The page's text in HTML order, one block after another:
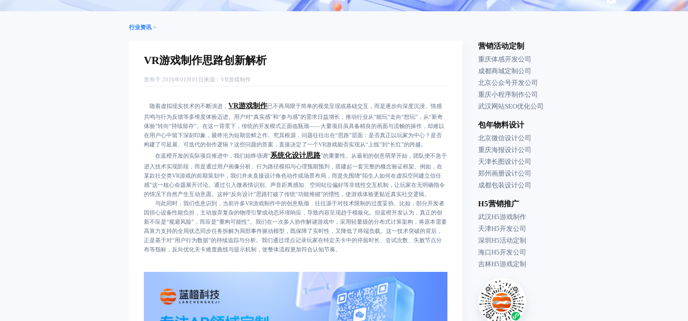
行业资讯 >
VR游戏制作思路创新解析
发布于 2026年01月01日 来源：VR游戏制作
随着虚拟现实技术的不断演进， VR游戏制作已不再局限于简单的视觉呈现或基础交互，而是逐步向深度沉浸、情感
共鸣与行为反馈等多维度体验迈进。用户对“真实感”和“参与感”的需求日益增长，推动行业从“能玩”走向“想玩”，从“新奇
体验”转向“持续留存”。在这一背景下，传统的开发模式正面临瓶颈——大量项目虽具备精良的画面与流畅的操作，却难以
在用户心中留下深刻印象，最终沦为短期尝鲜之作。究其根源，问题往往出在“思路”层面：是否真正以玩家为中心？是否
构建了可延展、可迭代的创作逻辑？这些问题的答案，直接决定了一个VR游戏能否实现从“上线”到“长红”的跨越。
在蓝橙开发的实际项目推进中，我们始终强调“系统化设计思路”的重要性。从最初的创意萌芽开始，团队便不急于
进入技术实现阶段，而是通过用户画像分析、行为路径模拟与心理预期预判，搭建起一套完整的概念验证框架。例如，在
某款社交类VR游戏的前期策划中，我们并未直接设计角色动作或场景布局，而是先围绕“陌生人如何在虚拟空间建立信任
感”这一核心命题展开讨论。通过引入微表情识别、声音距离感知、空间站位偏好等非线性交互机制，让玩家在无明确指令
的情况下自然产生互动意愿。这种“反向设计”思路打破了传统“功能堆砌”的惯性，使游戏体验更贴近真实社交逻辑。
与此同时，我们也意识到，当前许多VR游戏制作中的创意瓶颈，往往源于对技术限制的过度妥协。比如，部分开发者
因担心设备性能负担，主动放弃复杂的物理引擎或动态环境响应，导致内容呈现趋于模板化。但蓝橙开发认为，真正的创
新不应是“规避风险”，而应是“重构可能性”。我们在一次多人协作解谜游戏中，采用轻量级的分布式计算架构，将原本需要
高算力支持的全局状态同步任务拆解为局部事件驱动模型，既保障了实时性，又降低了终端负载。这一技术突破的背后，
正是基于对“用户行为数据”的持续追踪与分析。我们通过埋点记录玩家在特定关卡中的停留时长、尝试次数、失败节点分
布等指标，反向优化关卡难度曲线与提示机制，使整体流程更加符合认知节奏。
营销活动定制
重庆体感开发公司
成都商城定制公司
北京公众号开发公司
重庆小程序制作公司
武汉网站SEO优化公司
包年物料设计
北京微信设计公司
重庆海报设计公司
天津长图设计公司
郑州画册设计公司
成都包装设计公司
H5营销推广
武汉H5游戏制作
天津H5开发公司
深圳H5活动定制
海口H5开发公司
吉林H5游戏定制